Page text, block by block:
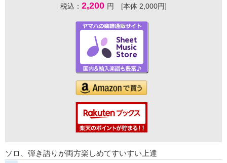
税込： 2,200 円 [本体 2,000円]
ソロ、弾き語りが両方楽しめてすいすい上達